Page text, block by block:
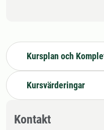
Kursplan och
Kursvärderingar
Kontakt